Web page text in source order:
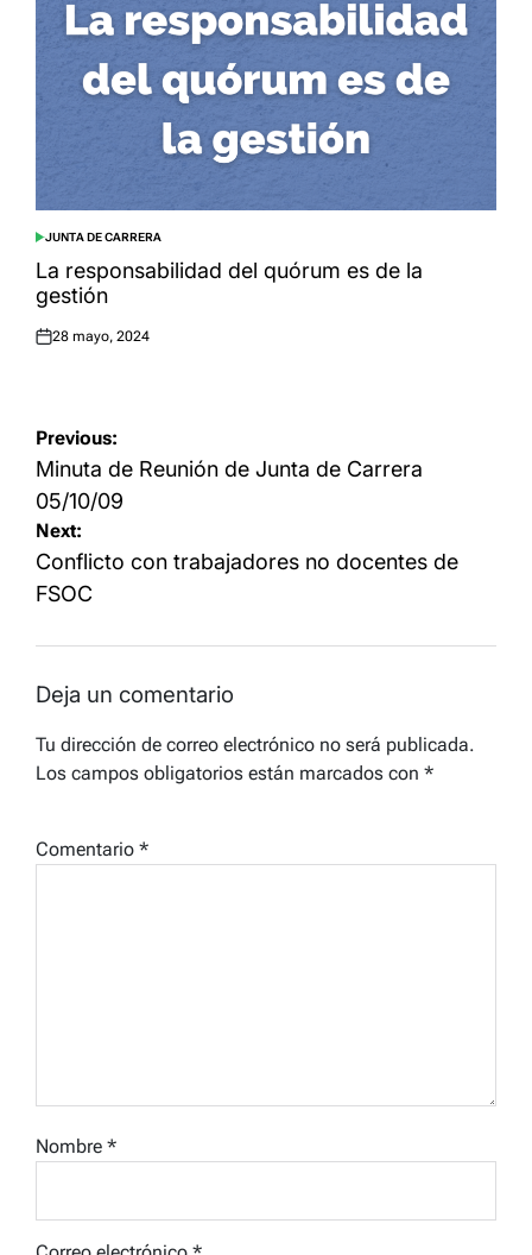
POSTED
IN
JUNTA DE CARRERA
La responsabilidad del quórum es de la
gestión
Posted
28 mayo, 2024
Navegación
de
entradas
Previous:
Minuta de Reunión de Junta de Carrera
05/10/09
Next:
Conflicto con trabajadores no docentes de
FSOC
Deja un comentario
Tu dirección de correo electrónico no será publicada.
Los campos obligatorios están marcados con *
Comentario *
Nombre *